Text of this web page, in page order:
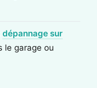
dépannage sur
le garage ou